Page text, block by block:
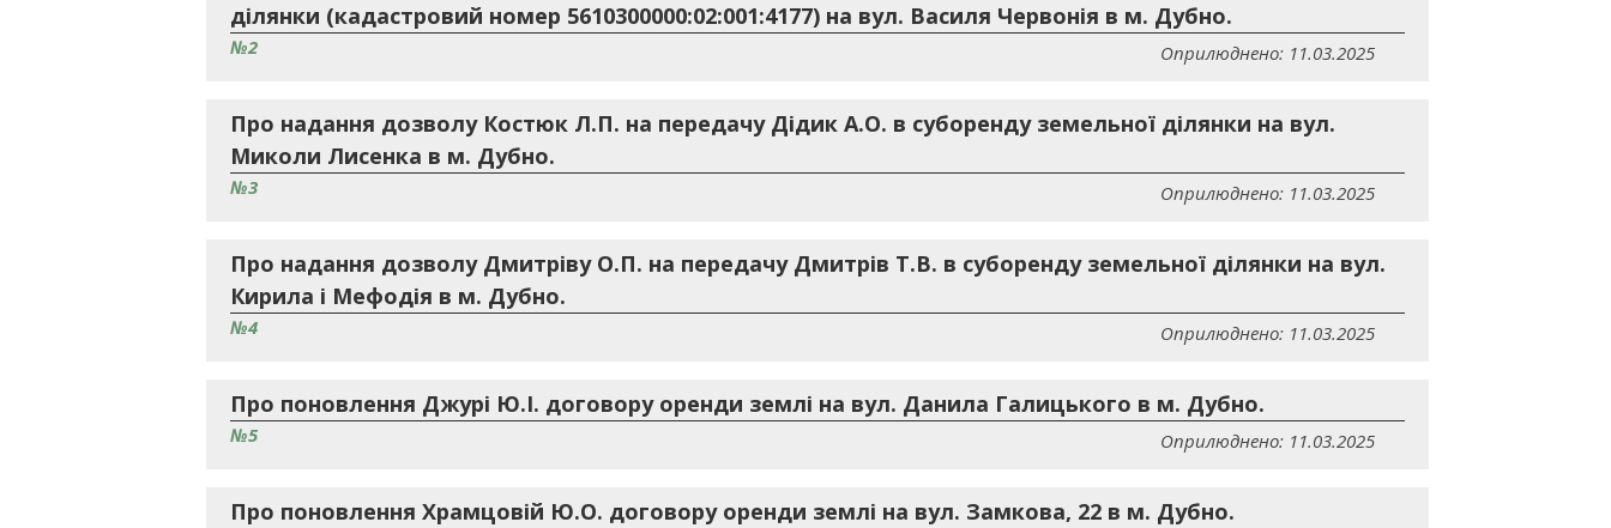
ділянки (кадастровий номер 5610300000:02:001:4177) на вул. Василя Червонія в м. Дубно.
№2 Оприлюднено: 11.03.2025
Про надання дозволу Костюк Л.П. на передачу Дідик А.О. в суборенду земельної ділянки на вул.
Миколи Лисенка в м. Дубно.
№3 Оприлюднено: 11.03.2025
Про надання дозволу Дмитріву О.П. на передачу Дмитрів Т.В. в суборенду земельної ділянки на вул.
Кирила і Мефодія в м. Дубно.
№4 Оприлюднено: 11.03.2025
Про поновлення Джурі Ю.І. договору оренди землі на вул. Данила Галицького в м. Дубно.
№5 Оприлюднено: 11.03.2025
Про поновлення Храмцовій Ю.О. договору оренди землі на вул. Замкова, 22 в м. Дубно.